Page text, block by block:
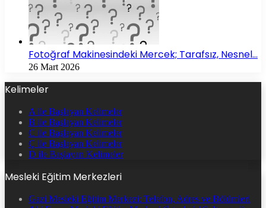
Fotoğraf Makinesindeki Mercek; Tarafsız, Nesnel…
26 Mart 2026
Kelimeler
A ile Başlayan Kelimeler
B ile Başlayan Kelimeler
C ile Başlayan Kelimeler
Ç ile Başlayan Kelimeler
D ile Başlayan Kelimeler
Mesleki Eğitim Merkezleri
Gazi Mesleki Eğitim Merkezi: Telefon, Adres ve Bölümleri